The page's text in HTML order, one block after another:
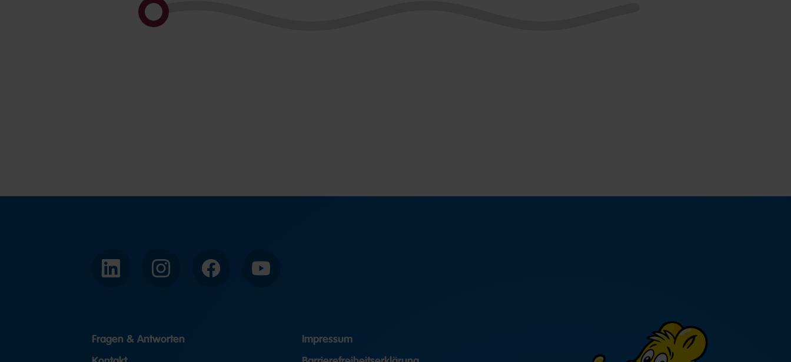
LinkedIn Instagram Facebook YouTube
Fragen & Antworten
Impressum